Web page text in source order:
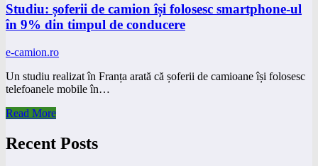
Studiu: șoferii de camion își folosesc smartphone-ul
în 9% din timpul de conducere
e-camion.ro
Un studiu realizat în Franța arată că șoferii de camioane își folosesc
telefoanele mobile în…
Read More
Recent Posts